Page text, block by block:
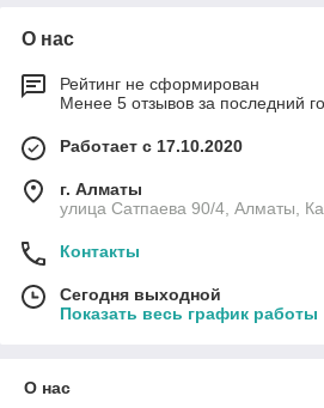
О нас
Рейтинг не сформирован
Менее 5 отзывов за последний
Работает с 17.10.2020
г. Алматы
улица Сатпаева 90/4, Алматы,
Контакты
Сегодня выходной
Показать весь график работы
О нас